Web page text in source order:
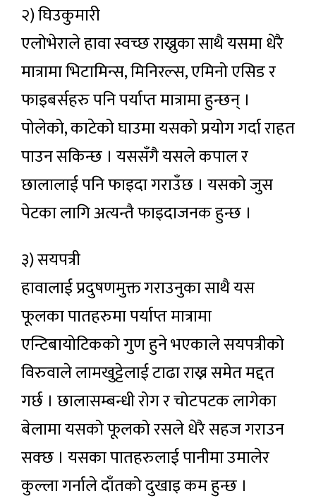
२) घिउकुमारी
एलोभेराले हावा स्वच्छ राख्नुका साथै यसमा धेरै
मात्रामा भिटामिन्स, मिनिरल्स, एमिनो एसिड र
फाइबर्सहरु पनि पर्याप्त मात्रामा हुन्छन् ।
पोलेको, काटेको घाउमा यसको प्रयोग गर्दा राहत
पाउन सकिन्छ । यससँगै यसले कपाल र
छालालाई पनि फाइदा गराउँछ । यसको जुस
पेटका लागि अत्यन्तै फाइदाजनक हुन्छ ।
३) सयपत्री
हावालाई प्रदुषणमुक्त गराउनुका साथै यस
फूलका पातहरुमा पर्याप्त मात्रामा
एन्टिबायोटिकको गुण हुने भएकाले सयपत्रीको
विरुवाले लामखुट्टेलाई टाढा राख्न समेत मद्दत
गर्छ । छालासम्बन्धी रोग र चोटपटक लागेका
बेलामा यसको फूलको रसले धेरै सहज गराउन
सक्छ । यसका पातहरुलाई पानीमा उमालेर
कुल्ला गर्नाले दाँतको दुखाइ कम हुन्छ ।